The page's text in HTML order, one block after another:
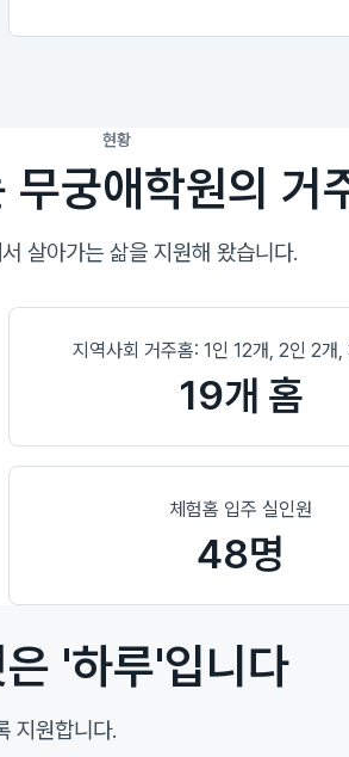
현황
무궁애학원의 거
살아가는 삶을 지원해 왔습니다.
지역사회 거주홈: 1인 12개, 2인 2개,
19개 홈
체험홈 입주 실인원
48명
'하루'입니다
지원합니다.